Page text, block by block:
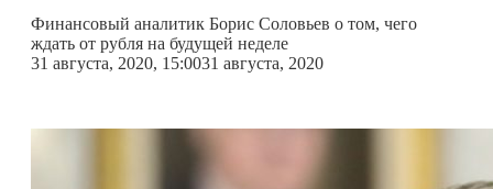
Финансовый аналитик Борис Соловьев о том, чего
ждать от рубля на будущей неделе
31 августа, 2020, 15:0031 августа, 2020